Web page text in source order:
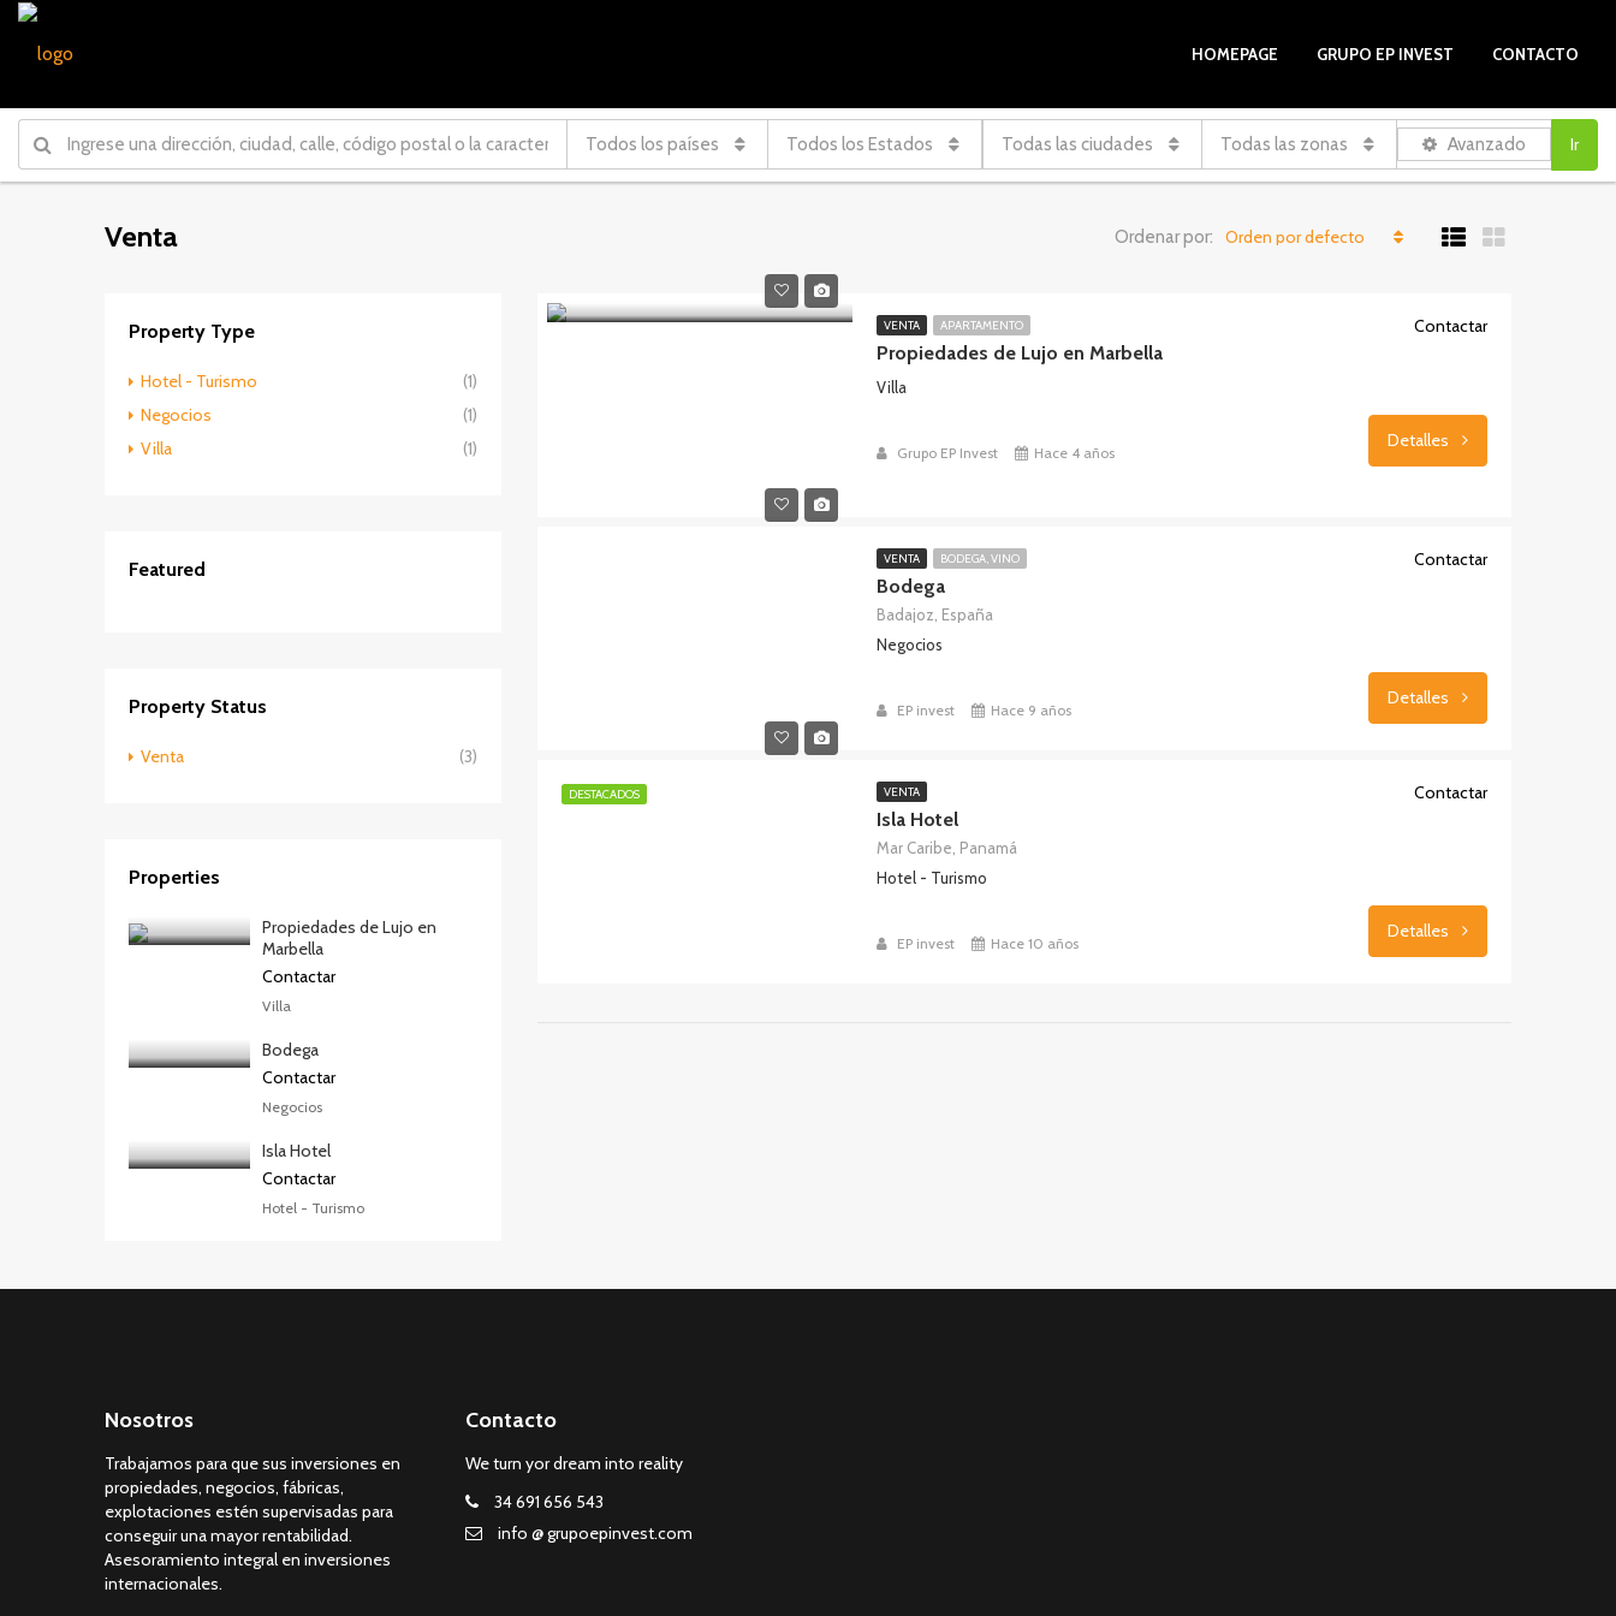
HOMEPAGE GRUPO EP INVEST CONTACTO
Todos los países Todos los Estados Todas las ciudades Todas las zonas Avanzado Ir
Venta Ordenar por: Orden por defecto
VENTA APARTAMENTO
Propiedades de Lujo en Marbella
Villa
Grupo EP Invest Hace 4 años
Contactar
Detalles
VENTA BODEGA, VINO
Bodega
Badajoz, España
Negocios
EP invest Hace 9 años
Contactar
Detalles
DESTACADOS VENTA
Isla Hotel
Mar Caribe, Panamá
Hotel - Turismo
EP invest Hace 10 años
Contactar
Detalles
Property Type
Hotel - Turismo
(1)
Negocios
(1)
Villa
(1)
Featured
Property Status
Venta (3)
Properties
Propiedades de Lujo en
Marbella
Contactar
Villa
Bodega
Contactar
Negocios
Isla Hotel
Contactar
Hotel - Turismo
Nosotros
Trabajamos para que sus inversiones en
propiedades, negocios, fábricas,
explotaciones estén supervisadas para
conseguir una mayor rentabilidad.
Asesoramiento integral en inversiones
internacionales.
Contacto
We turn yor dream into reality
34 691 656 543
info @ grupoepinvest.com